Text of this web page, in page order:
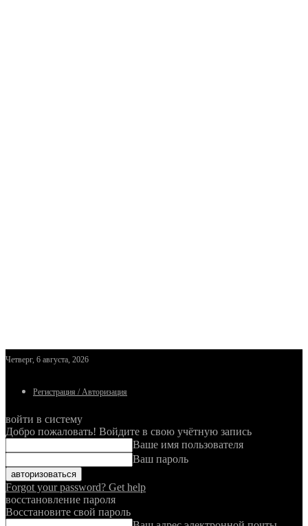
Четверг, 6 августа, 2026
Регистрация / Авторизация
войти в систему
Добро пожаловать! Войдите в свою учётную запись
Ваше имя пользователя
Ваш пароль
Forgot your password? Get help
восстановление пароля
Восстановите свой пароль